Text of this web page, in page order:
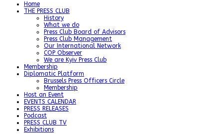
Home
THE PRESS CLUB
History
What we do
Press Club Board of Advisors
Press Club Management
Our International Network
COP Observer
We are Kyiv Press Club
Membership
Diplomatic Platform
Brussels Press Officers Circle
Membership
Host an Event
EVENTS CALENDAR
PRESS RELEASES
Podcast
PRESS CLUB TV
Exhibitions